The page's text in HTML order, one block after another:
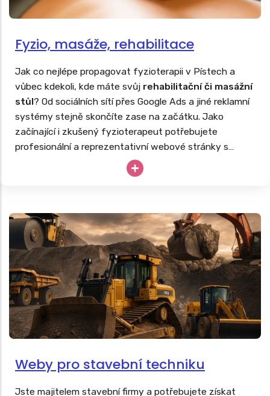
Fyzio, masáže, rehabilitace
Jak co nejlépe propagovat fyzioterapii v Pístech a
vůbec kdekoli, kde máte svůj rehabilitační či masážní
stůl? Od sociálních sítí přes Google Ads a jiné reklamní
systémy stejně skončíte zase na začátku. Jako
začínající i zkušený fyzioterapeut potřebujete
profesionální a reprezentativní webové stránky s
nabídkou masáží, fyzioterapie či rehabilitací další
podpůrné léčby. Stejně tak, jako tvoříme
Weby pro stavební techniku
Jste majitelem stavební firmy a potřebujete získat